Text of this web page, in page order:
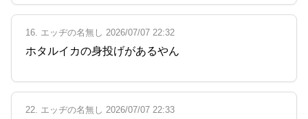
16. エッヂの名無し 2026/07/07 22:32
ホタルイカの身投げがあるやん
22. エッヂの名無し 2026/07/07 22:33